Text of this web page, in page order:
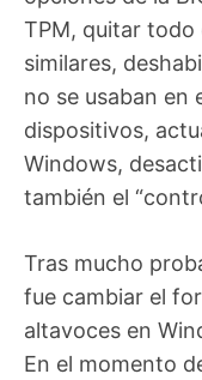
TPM, quitar todo
similares,
no se usaban en
dispositivos,
Windows,
también el
Tras mucho
fue cambiar el
altavoces en
En el momento